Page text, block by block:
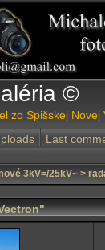
©
zo Spišskej
Last
3kV=/25kV~ >